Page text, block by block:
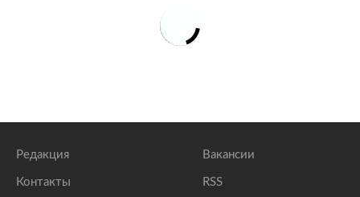
Редакция
Контакты
Вакансии
RSS